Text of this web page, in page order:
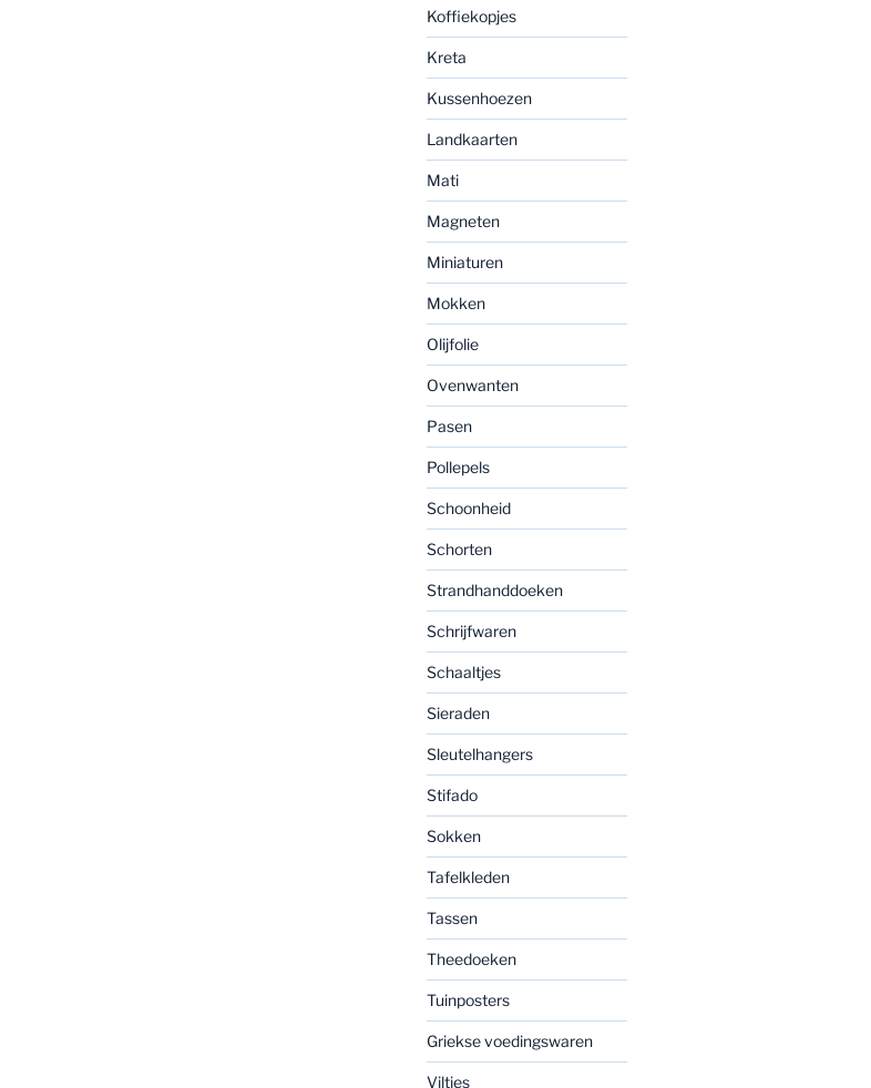
Koffiekopjes
Kreta
Kussenhoezen
Landkaarten
Mati
Magneten
Miniaturen
Mokken
Olijfolie
Ovenwanten
Pasen
Pollepels
Schoonheid
Schorten
Strandhanddoeken
Schrijfwaren
Schaaltjes
Sieraden
Sleutelhangers
Stifado
Sokken
Tafelkleden
Tassen
Theedoeken
Tuinposters
Griekse voedingswaren
Viltjes